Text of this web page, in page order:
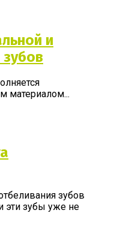
и
материалом...
зубов
эти зубы уже не